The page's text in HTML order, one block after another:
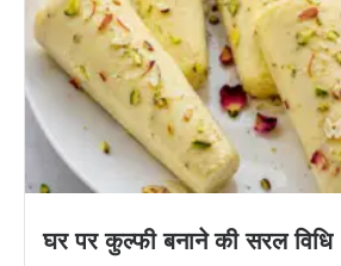
घर पर कुल्फी बनाने की सरल विधि